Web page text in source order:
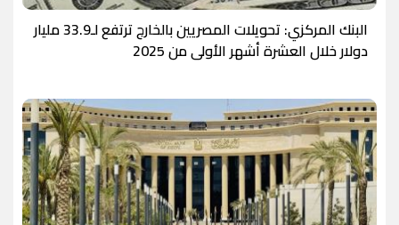
البنك المركزي: تحويلات المصريين بالخارج ترتفع لـ33.9 مليار
دولار خلال العشرة أشهر الأولى من 2025